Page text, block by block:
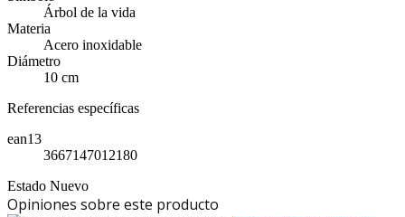
Árbol de la vida
Materia
Acero inoxidable
Diámetro
10 cm
Referencias específicas
ean13
3667147012180
Estado Nuevo
Opiniones sobre este producto